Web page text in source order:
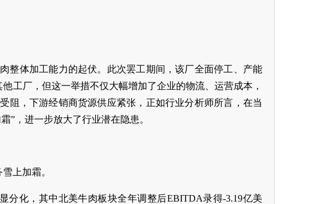
整体加工能力的起伏。此次罢工期间，该厂全面停工、产能
工厂，但这一举措不仅大幅增加了企业的物流、运营成本，
，下游经销商货源供应紧张，正如行业分析师所言，在当
”，进一步放大了行业潜在隐患。
上加霜。
分化，其中北美牛肉板块全年调整后EBITDA录得-3.19亿美